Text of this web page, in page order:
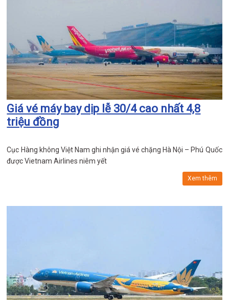
Giá vé máy bay dịp lễ 30/4 cao nhất 4,8
triệu đồng
Cục Hàng không Việt Nam ghi nhận giá vé chặng Hà Nội – Phú Quốc
được Vietnam Airlines niêm yết
Xem thêm